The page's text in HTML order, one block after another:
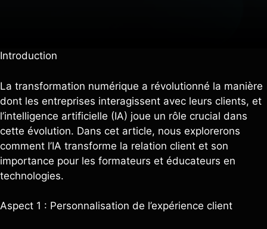
Introduction
La transformation numérique a révolutionné la manière
dont les entreprises interagissent avec leurs clients, et
l’intelligence artificielle (IA) joue un rôle crucial dans
cette évolution. Dans cet article, nous explorerons
comment l’IA transforme la relation client et son
importance pour les formateurs et éducateurs en
technologies.
Aspect 1 : Personnalisation de l’expérience client